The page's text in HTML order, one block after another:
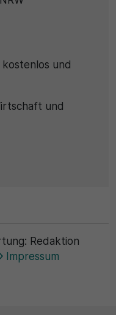
kostenlos und
und
Redaktion
Impressum